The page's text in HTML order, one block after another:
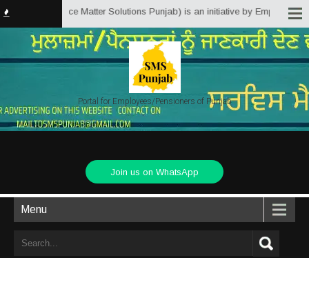
(Service Matter Solutions Punjab) is an initiative by Employees/
Portal for Employees/Pensioners of Punjab
Join us on WhatsApp
Menu